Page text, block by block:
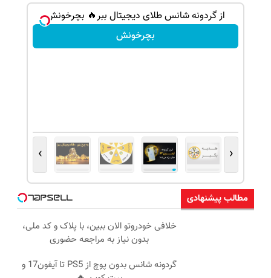
از گردونه شانس طلای دیجیتال ببر🔥 بچرخونش
بچرخونش
‹
›
مطالب پیشنهادی
خلافی خودروتو الان ببین، با پلاک و کد ملی،
بدون نیاز به مراجعه حضوری
گردونه شانس بدون پوچ از PS5 تا آیفون17 و